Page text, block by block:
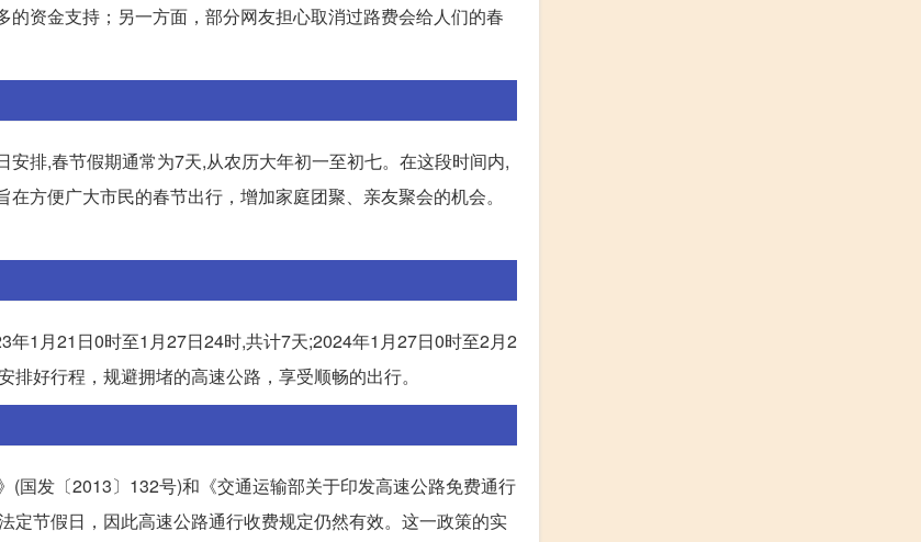
资金支持；另一方面，部分网友担心取消过路费会给人们的春
排,春节假期通常为7天,从农历大年初一至初七。在这段时间内,
方便广大市民的春节出行，增加家庭团聚、亲友聚会的机会。
1月21日0时至1月27日24时,共计7天;2024年1月27日0时至2月2
好行程，规避拥堵的高速公路，享受顺畅的出行。
国发〔2013〕132号)和《交通运输部关于印发高速公路免费通行
节假日，因此高速公路通行收费规定仍然有效。这一政策的实